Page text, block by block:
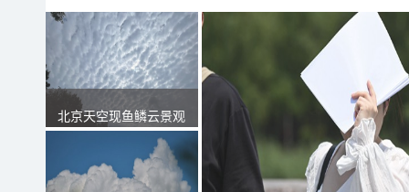
北京天空现鱼鳞云景观